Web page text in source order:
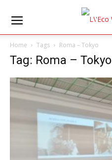
Home Tags Roma – Tokyo
Tag: Roma – Tokyo